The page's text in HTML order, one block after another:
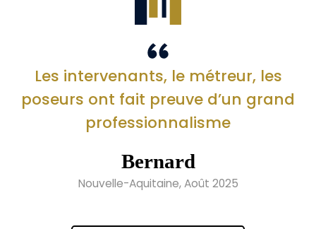
Les intervenants, le métreur, les
poseurs ont fait preuve d’un grand
professionnalisme
Bernard
Nouvelle-Aquitaine, Août 2025